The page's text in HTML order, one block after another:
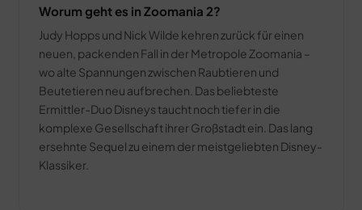
Worum geht es in Zoomania 2?
Judy Hopps und Nick Wilde kehren zurück für einen
neuen, packenden Fall in der Metropole Zoomania –
wo alte Spannungen zwischen Raubtieren und
Beutetieren neu aufbrechen. Das beliebteste
Ermittler-Duo Disneys taucht noch tiefer in die
komplexe Gesellschaft ihrer Großstadt ein. Das lang
ersehnte Sequel zu einem der meistgeliebten Disney-
Klassiker.